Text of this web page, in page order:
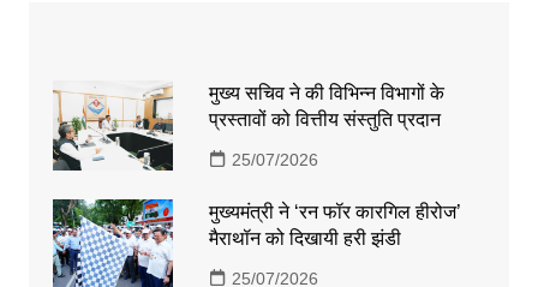
मुख्य सचिव ने की विभिन्न विभागों के
प्रस्तावों को वित्तीय संस्तुति प्रदान
25/07/2026
मुख्यमंत्री ने ‘रन फॉर कारगिल हीरोज’
मैराथॉन को दिखायी हरी झंडी
25/07/2026